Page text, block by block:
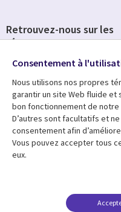
Ressources
Library
Links
Articles
Blog
Retrouvez-nous sur les
réseaux
Social
Media
FRANCE
Consentement à
Nous utilisons nos propres
garantir un site Web fluide et
bon fonctionnement de
D’autres sont facultatifs et
consentement afin
Vous pouvez accepter tous
eux.